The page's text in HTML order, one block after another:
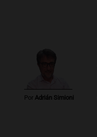
Por Adrián Simioni